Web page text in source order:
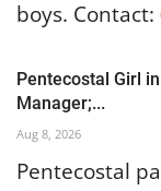
boys. Contact:
Pentecostal Girl
Manager;...
Aug 8, 2026
Pentecostal